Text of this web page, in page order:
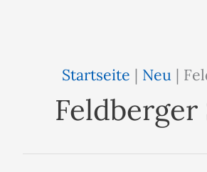
Startseite | Neu |